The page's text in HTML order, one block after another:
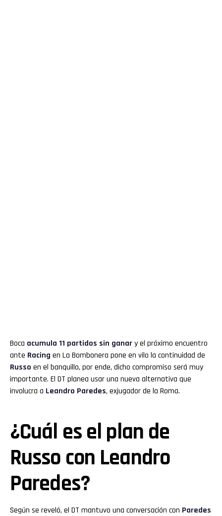
Boca acumula 11 partidos sin ganary el próximo encuentro
ante Racing en La Bombonera pone en vilo la continuidad de
Russo en el banquillo, por ende, dicho compromiso será muy
importante. El DT planea usar una nueva alternativa que
involucra a Leandro Paredes, exjugador de la Roma.
¿Cuál es el plan de
Russo con Leandro
Paredes?
Según se reveló, el DT mantuvo una conversación con Paredes